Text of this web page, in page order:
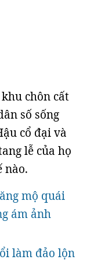
chôn cất
số sống
cổ đại và
lễ của họ
nào.
mộ quái
ám ảnh
làm đảo lộn